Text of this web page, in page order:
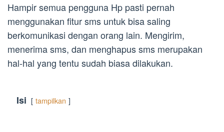
Hampir semua pengguna Hp pasti pernah
menggunakan fitur sms untuk bisa saling
berkomunikasi dengan orang lain. Mengirim,
menerima sms, dan menghapus sms merupakan
hal-hal yang tentu sudah biasa dilakukan.
Isi tampilkan